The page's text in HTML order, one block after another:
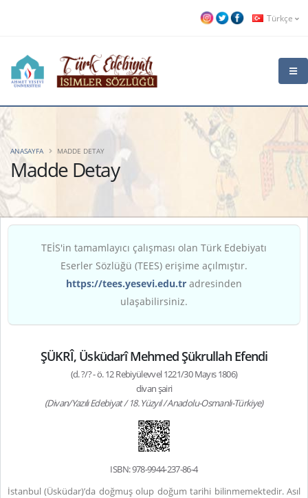
Türkçe
Madde Detay
ANASAYFA MADDE DETAY
TEİS'in tamamlayıcı çalışması olan Türk Edebiyatı
Eserler Sözlüğü (TEES) erişime açılmıştır.
https://tees.yesevi.edu.tr adresinden
ulaşabilirsiniz.
ŞÜKRÎ, Üsküdarî Mehmed Şükrullah Efendi
(d. ?/? - ö. 12 Rebiyülevvel 1221/30 Mayıs 1806)
divan şairi
(Divan/Yazılı Edebiyat / 18. Yüzyıl / Anadolu-Osmanlı-Türkiye)
ISBN: 978-9944-237-86-4
İstanbul (Üsküdar)’da doğmuş olup doğum tarihi bilinmemektedir. Asıl